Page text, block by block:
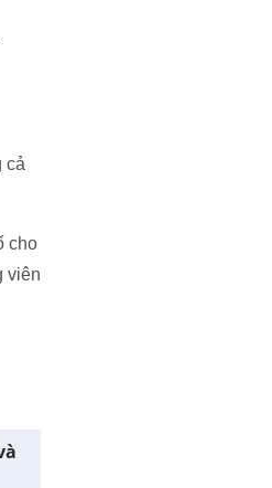
cả
cho
viên